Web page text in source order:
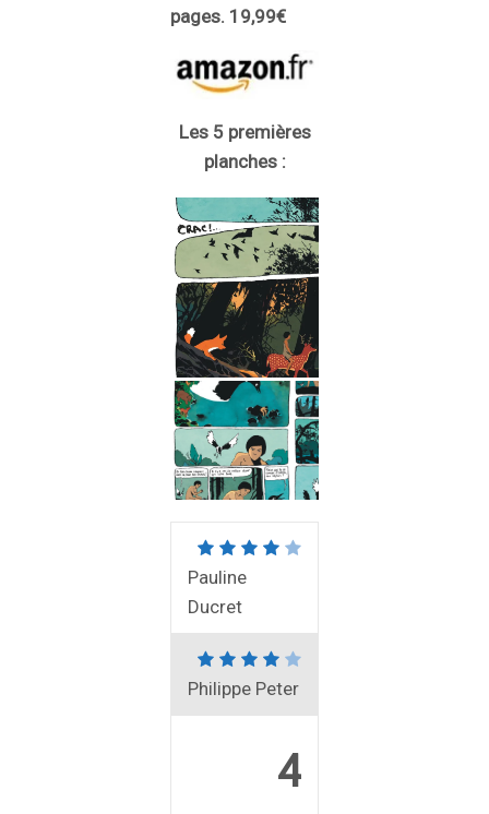
pages. 19,99€
Les 5 premières
planches :
Pauline
Ducret
Philippe Peter
4